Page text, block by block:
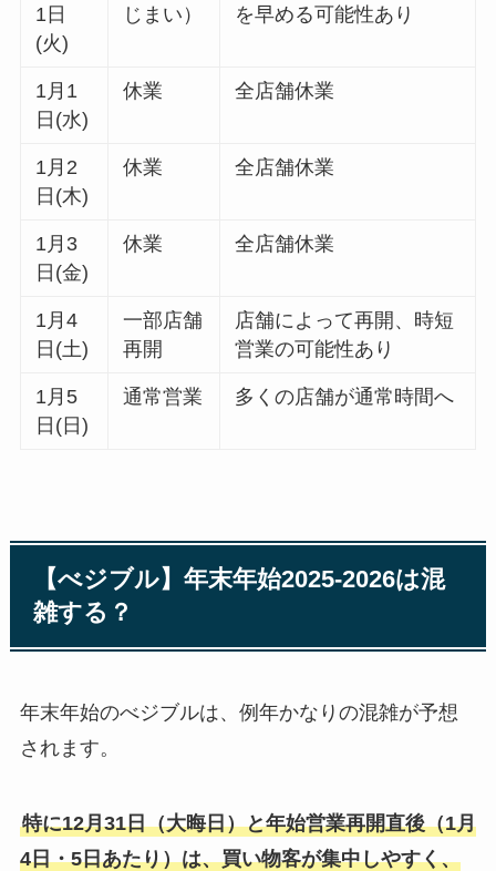
1日
(火)
じまい）
を早める可能性あり
1月1
日(水)
休業 全店舗休業
1月2
日(木)
休業 全店舗休業
1月3
日(金)
休業 全店舗休業
1月4
日(土)
一部店舗
再開
店舗によって再開、時短
営業の可能性あり
1月5
日(日)
通常営業 多くの店舗が通常時間へ
【べジブル】年末年始2025-2026は混
雑する？
年末年始のべジブルは、例年かなりの混雑が予想
されます。
特に12月31日（大晦日）と年始営業再開直後（1月
4日・5日あたり）は、買い物客が集中しやすく、